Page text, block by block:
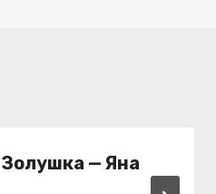
— Яна